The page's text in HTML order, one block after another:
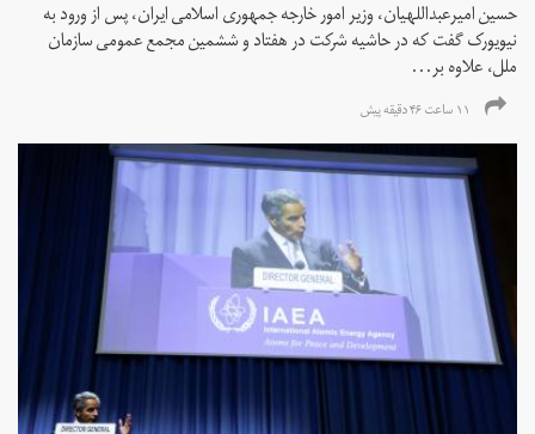
حسین امیرعبداللهیان، وزیر امور خارجه جمهوری اسلامی ایران، پس از ورود به
نیویورک گفت که در حاشیه شرکت در هفتاد و ششمین مجمع عمومی سازمان
ملل، علاوه بر...
۱۱ ساعت ۴۶ دقیقه پیش